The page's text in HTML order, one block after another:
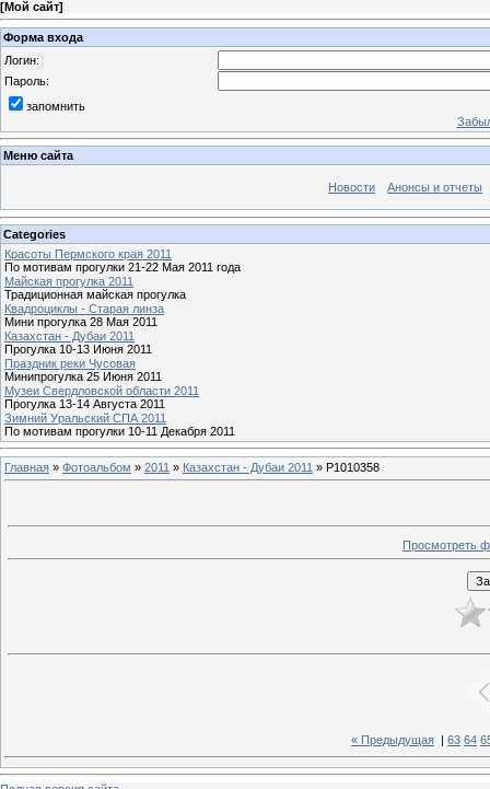
[Мой сайт]
Форма входа
Логин:
Пароль:
запомнить
Меню сайта
Новости Анонсы и отчеты
Categories
Красоты Пермского края 2011
По мотивам прогулки 21-22 Мая 2011 года
Майская прогулка 2011
Традиционная майская прогулка
Квадроциклы - Старая линза
Мини прогулка 28 Мая 2011
Казахстан - Дубаи 2011
Прогулка 10-13 Июня 2011
Праздник реки Чусовая
Минипрогулка 25 Июня 2011
Музеи Свердловской области 2011
Прогулка 13-14 Августа 2011
Зимний Уральский СПА 2011
По мотивам прогулки 10-11 Декабря 2011
Главная » Фотоальбом » 2011 » Казахстан - Дубаи 2011 » P1010358
Просмотреть
« Предыдущая 63 64